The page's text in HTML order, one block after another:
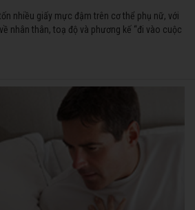
nhiều giấy mực đậm trên cơ thể phụ nữ, với
nhân thân, toạ độ và phương kế “đi vào cuộc